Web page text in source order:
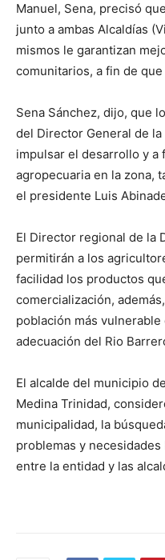
Manuel, Sena, precisó
junto a ambas Alcaldías
mismos le garantizan
comunitarios, a fin de
Sena Sánchez, dijo, que
del Director General de
impulsar el desarrollo y a
agropecuaria en la zona,
el presidente Luis
El Director regional de la
permitirán a los
facilidad los productos
comercialización,
población más
adecuación del Rio
El alcalde del municipio
Medina Trinidad,
municipalidad, la
problemas y
entre la entidad y las